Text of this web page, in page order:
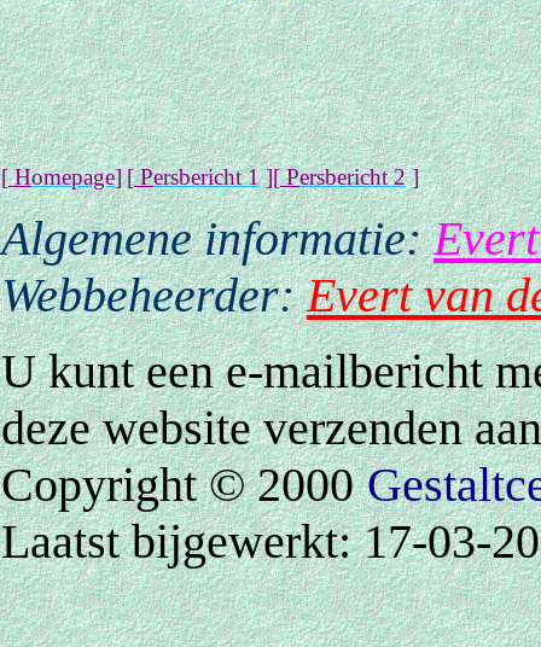
[Homepage][Persbericht1][Persbericht 2]
Algemene informatie:
Webbeheerder:Evert van
U kunt een e-mailbericht
deze website verzenden
Copyright © 2000
Laatst bijgewerkt: 17-03-